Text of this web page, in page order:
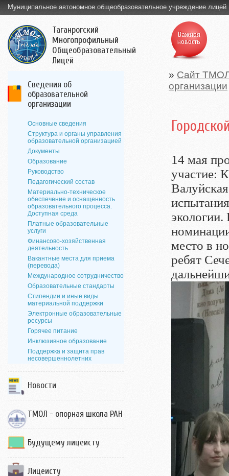
Муниципальное автономное общеобразовательное учреждение
Таганрогский
Многопрофильный
Общеобразовательный
Лицей
Сведения об
образовательной
организации
Основные сведения
Структура и органы управления
образовательной организацией
Документы
Образование
Руководство
Педагогический состав
Материально-техническое
обеспечение и оснащенность
образовательного процесса.
Доступная среда
Платные образовательные
услуги
Финансово-хозяйственная
деятельность
Вакантные места для приема
(перевода)
Международное сотрудничество
Образовательные стандарты
Стипендии и иные виды
материальной поддержки
Электронные образовательные
ресурсы
Горячее питание
Инклюзивное образование
Поддержка и защита прав
несовершеннолетних
Новости
ТМОЛ - опорная школа РАН
Будущему лицеисту
Лицеисту
Важная
новость
» Сайт
организации
14 мая
участие:
место в
ребят